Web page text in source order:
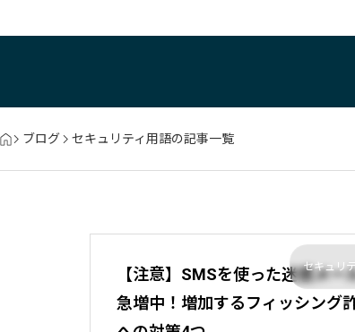
ブログ セキュリティ用語の記事一覧
セキュリ
【注意】SMSを使った迷惑メー
急増中！増加するフィッシング